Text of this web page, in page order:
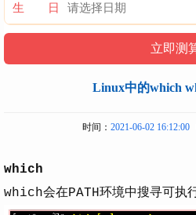
生 日
Linux中的which
时间： 2021-06-02 16:12:00
which
which会在PATH环境中搜寻可执